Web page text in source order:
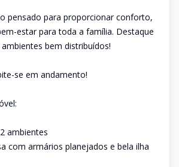
pensado para proporcionar conforto,
estar para toda a família. Destaque
bem distribuídos!
se em andamento!
ambientes
com armários planejados e bela ilha